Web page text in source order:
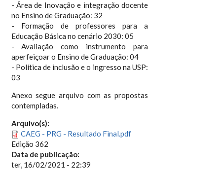
- Área de Inovação e integração docente
no Ensino de Graduação: 32
- Formação de professores para a
Educação Básica no cenário 2030: 05
- Avaliação como instrumento para
aperfeiçoar o Ensino de Graduação: 04
- Política de inclusão e o ingresso na USP:
03
Anexo segue arquivo com as propostas
contempladas.
Arquivo(s):
CAEG - PRG - Resultado Final.pdf
Edição 362
Data de publicação:
ter, 16/02/2021 - 22:39